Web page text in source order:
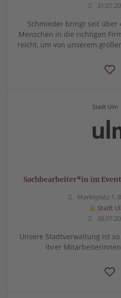
Schmieder bringt seit über
Menschen in die richtigen
reicht, um von unserem
Sachbearbeiter*in im
Marktplatz 1,
Stadt
Unsere Stadtverwaltung ist
ihrer